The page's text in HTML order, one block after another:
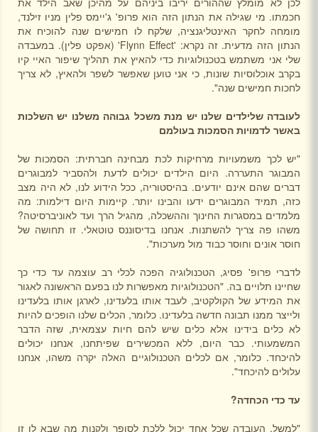
חכמתו. מי שגילה את הנתון הזה הוא פרופ' ג'יימס פלין מניו זילנד,
מומחה לחקר האינטליגנציה, שלקח לו חמישים שנה להוכיח את
הנתון הזה מדעית. זה נקרא: 'Flynn Effect' (אפקט פלין). במעבדה
שלי אני משתמש בטכנולוגיות כדי להאיץ את תהליך שיפור האיי קיו
בקרב אוכלוסיות שונות, כי אני טוען שאפשר לשפר ולהאיץ, לא צריך
לחכות חמישים שנה".
לעובדה שלילדים שלנו יש מנת משכל גבוהה משלנו יש השלכות
באשר לדמויות הסמכות בעולמם
"יש לכך משמעויות מרחיקות לכת מבחינה חברתית: הסמכות של
המבוגר התעררה. היום הילדים יכולים לדעת ולהסביר למבוגרים
דברים שהם אינם יודעים. בהיסטוריה, ככל הידוע לנו, לא היה מצב
כזה, תמיד המבוגרים ידעו והבינו יותר. קיימות היום דילמות: מה
מלמדים במסגרות החינוך וההשכלה, מהגיל הרך ועד לאוניברסיטה?
משהו פה צריך להשתנות. אנחנו בדיסוננס טוטאלי. זו תחושה של
חוסר אונים וחוסר כבוד מול מערכות".
לדברי פרופ' פסיג, הטכנולוגיה הפכה לכלי רב עוצמה עד כדי כך
שחיינו תלויים בה. "הטכנולוגיות מאפשרות לנו בפעם הראשונה לאגור
את המידע של הקולקטיב, לעבד אותו בלעדינו, לארגן אותו בלעדינו
ולייצר ממנו תבונה חדשה בלעדינו. כלומר, הכלים שלנו הופכים להיות
לא כלים בידינו אלא כלים שיש להם חיות עצמאית, שזה הדבר
המשמעותי. כבר היום, ללא המכשירים שפיתחנו, אנחנו יכולים
להיכחד. כלומר, אם לכלים הטכנולוגיים האלה יקרה משהו, אנחנו
עלולים להיכחד".
עד כדי הכחדה?
"למשל, העובדה שכל אחד יכול ללכת לסופר ולקנות מה שבא לו זו